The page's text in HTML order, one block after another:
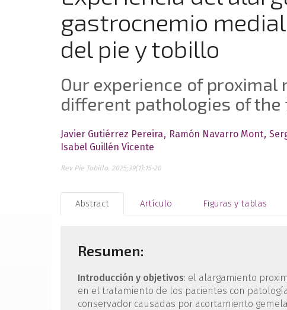
gastrocnemio
del pie y tobillo
Our experience of
different pathologies of the
Javier Gutiérrez Pereira Ramón Navarro Mont
Isabel Guillén Vicente
Rev Pie Tobillo. 2025;39(1):15-20
Abstract Artículo Figuras y tablas
Resumen:
Introducción y objetivos: el alargamiento
en el tratamiento de los pacientes con
conservador causadas por acortamiento